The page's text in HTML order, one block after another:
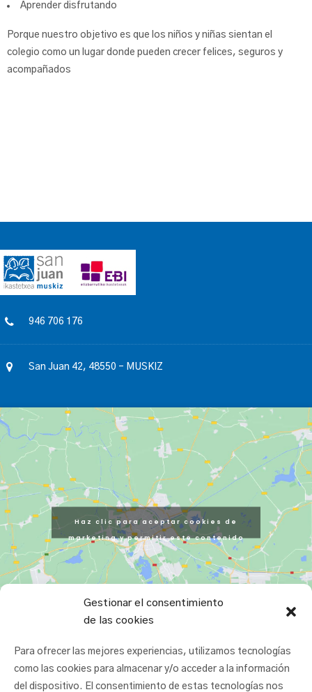
Gestionar el consentimiento
de las cookies
Para ofrecer las mejores experiencias, utilizamos tecnologías
como las cookies para almacenar y/o acceder a la información
del dispositivo. El consentimiento de estas tecnologías nos
Aprender disfrutando
Porque nuestro objetivo es que los niños y niñas sientan el
colegio como un lugar donde pueden crecer felices, seguros y
acompañados
946 706 176
San Juan 42, 48550 – MUSKIZ
Haz clic para aceptar cookies de
marketing y permitir este contenido